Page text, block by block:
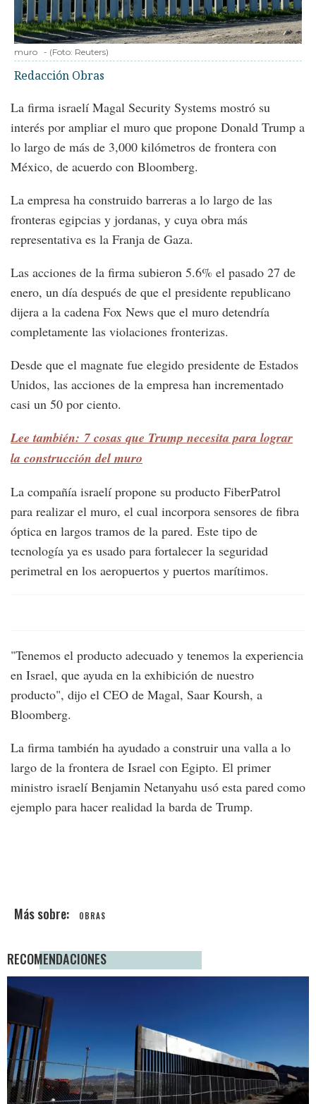
muro - (Foto: Reuters)
Redacción Obras
La firma israelí Magal Security Systems mostró su
interés por ampliar el muro que propone Donald Trump a
lo largo de más de 3,000 kilómetros de frontera con
México, de acuerdo con Bloomberg.
La empresa ha construido barreras a lo largo de las
fronteras egipcias y jordanas, y cuya obra más
representativa es la Franja de Gaza.
Las acciones de la firma subieron 5.6% el pasado 27 de
enero, un día después de que el presidente republicano
dijera a la cadena Fox News que el muro detendría
completamente las violaciones fronterizas.
Desde que el magnate fue elegido presidente de Estados
Unidos, las acciones de la empresa han incrementado
casi un 50 por ciento.
Lee también: 7 cosas que Trump necesita para lograr
la construcción del muro
La compañía israelí propone su producto FiberPatrol
para realizar el muro, el cual incorpora sensores de fibra
óptica en largos tramos de la pared. Este tipo de
tecnología ya es usado para fortalecer la seguridad
perimetral en los aeropuertos y puertos marítimos.
"Tenemos el producto adecuado y tenemos la experiencia
en Israel, que ayuda en la exhibición de nuestro
producto", dijo el CEO de Magal, Saar Koursh, a
Bloomberg.
La firma también ha ayudado a construir una valla a lo
largo de la frontera de Israel con Egipto. El primer
ministro israelí Benjamin Netanyahu usó esta pared como
ejemplo para hacer realidad la barda de Trump.
OBRAS
RECOMENDACIONES